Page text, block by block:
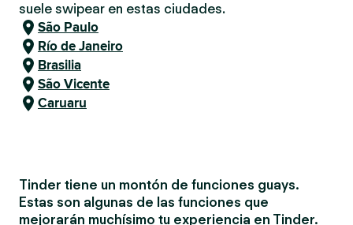
suele swipear en estas ciudades.
São Paulo
Río de Janeiro
Brasilia
São Vicente
Caruaru
Tinder tiene un montón de funciones guays.
Estas son algunas de las funciones que
mejorarán muchísimo tu experiencia en Tinder.